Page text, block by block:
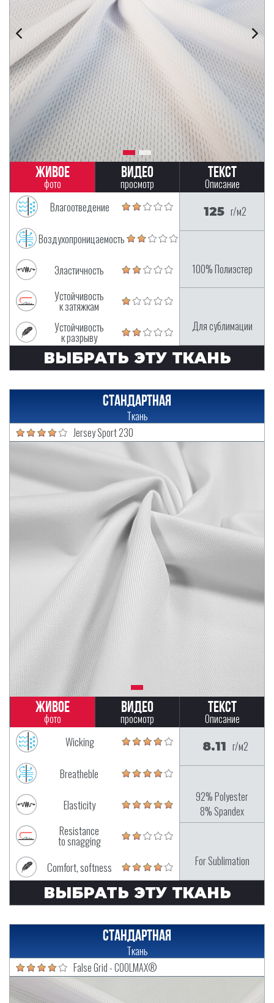
Живое
фото
Видео
просмотр
Текст
Описание
Влагоотведение
Воздухопроницаемость
Эластичность
Устойчивость
к затяжкам
Устойчивость
к разрыву
125 г/м2
100% Полиэстер
Для сублимации
ВЫБРАТЬ ЭТУ ТКАНЬ
Стандартная
Ткань
Jersey Sport 230
Живое
фото
Видео
просмотр
Текст
Описание
Wicking
Breatheble
Elasticity
Resistance
to snagging
Comfort, softness
8.11 г/м2
92% Polyester
8% Spandex
For Sublimation
ВЫБРАТЬ ЭТУ ТКАНЬ
Стандартная
Ткань
False Grid - COOLMAX®